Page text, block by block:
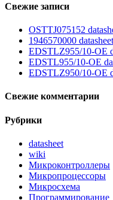
Свежие записи
OSTTJ075152
1946570000 datasheet
EDSTLZ955/10-OE
EDSTL955/10-OE
EDSTLZ950/10-OE
Свежие комментарии
Рубрики
datasheet
wiki
Микроконтроллеры
Микропроцессоры
Микросхема
Программирование